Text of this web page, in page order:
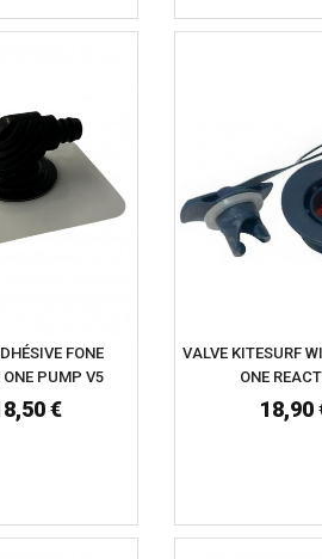
FONE
ONE PUMP V5
€
VALVE KITESURF
ONE
18,90